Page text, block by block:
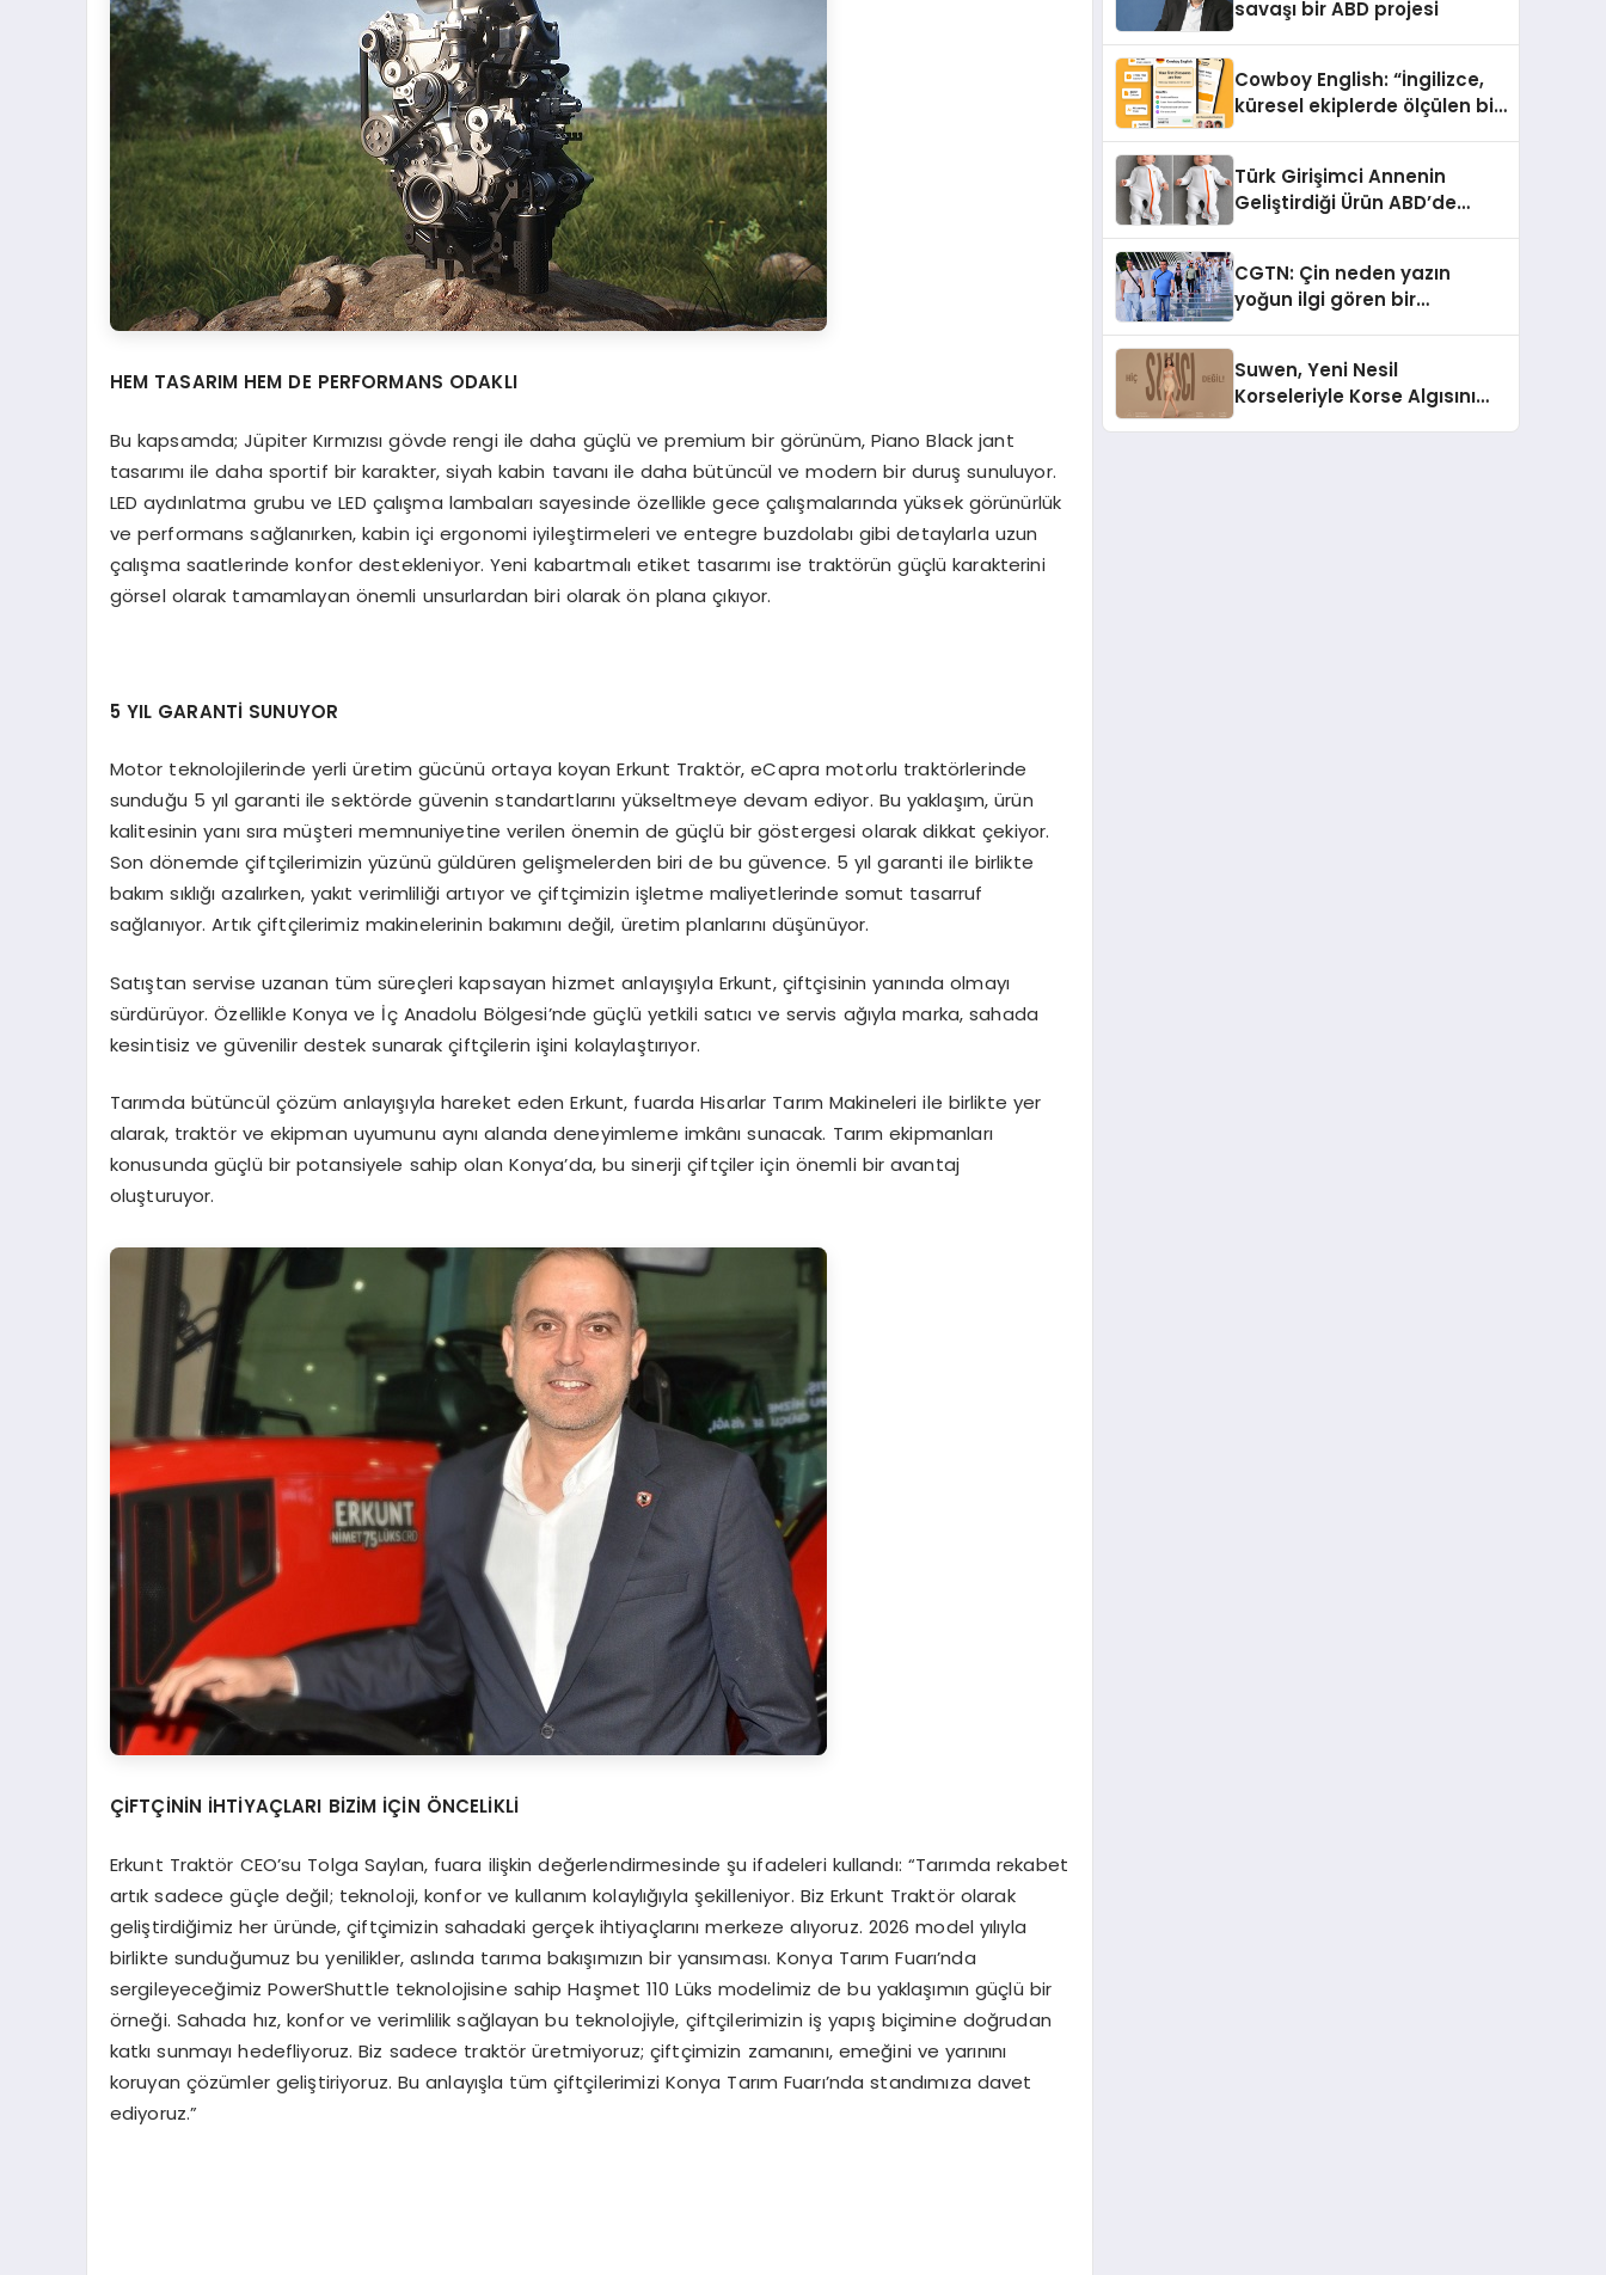
HEM TASARIM HEM DE PERFORMANS ODAKLI
Bu kapsamda; Jüpiter Kırmızısı gövde rengi ile daha güçlü ve premium bir görünüm, Piano Black jant
tasarımı ile daha sportif bir karakter, siyah kabin tavanı ile daha bütüncül ve modern bir duruş sunuluyor.
LED aydınlatma grubu ve LED çalışma lambaları sayesinde özellikle gece çalışmalarında yüksek görünürlük
ve performans sağlanırken, kabin içi ergonomi iyileştirmeleri ve entegre buzdolabı gibi detaylarla uzun
çalışma saatlerinde konfor destekleniyor. Yeni kabartmalı etiket tasarımı ise traktörün güçlü karakterini
görsel olarak tamamlayan önemli unsurlardan biri olarak ön plana çıkıyor.
5 YIL GARANTİ SUNUYOR
Motor teknolojilerinde yerli üretim gücünü ortaya koyan Erkunt Traktör, eCapra motorlu traktörlerinde
sunduğu 5 yıl garanti ile sektörde güvenin standartlarını yükseltmeye devam ediyor. Bu yaklaşım, ürün
kalitesinin yanı sıra müşteri memnuniyetine verilen önemin de güçlü bir göstergesi olarak dikkat çekiyor.
Son dönemde çiftçilerimizin yüzünü güldüren gelişmelerden biri de bu güvence. 5 yıl garanti ile birlikte
bakım sıklığı azalırken, yakıt verimliliği artıyor ve çiftçimizin işletme maliyetlerinde somut tasarruf
sağlanıyor. Artık çiftçilerimiz makinelerinin bakımını değil, üretim planlarını düşünüyor.
Satıştan servise uzanan tüm süreçleri kapsayan hizmet anlayışıyla Erkunt, çiftçisinin yanında olmayı
sürdürüyor. Özellikle Konya ve İç Anadolu Bölgesi’nde güçlü yetkili satıcı ve servis ağıyla marka, sahada
kesintisiz ve güvenilir destek sunarak çiftçilerin işini kolaylaştırıyor.
Tarımda bütüncül çözüm anlayışıyla hareket eden Erkunt, fuarda Hisarlar Tarım Makineleri ile birlikte yer
alarak, traktör ve ekipman uyumunu aynı alanda deneyimleme imkânı sunacak. Tarım ekipmanları
konusunda güçlü bir potansiyele sahip olan Konya’da, bu sinerji çiftçiler için önemli bir avantaj
oluşturuyor.
ÇİFTÇİNİN İHTİYAÇLARI BİZİM İÇİN ÖNCELİKLİ
Erkunt Traktör CEO’su Tolga Saylan, fuara ilişkin değerlendirmesinde şu ifadeleri kullandı: “Tarımda rekabet
artık sadece güçle değil; teknoloji, konfor ve kullanım kolaylığıyla şekilleniyor. Biz Erkunt Traktör olarak
geliştirdiğimiz her üründe, çiftçimizin sahadaki gerçek ihtiyaçlarını merkeze alıyoruz. 2026 model yılıyla
birlikte sunduğumuz bu yenilikler, aslında tarıma bakışımızın bir yansıması. Konya Tarım Fuarı’nda
sergileyeceğimiz PowerShuttle teknolojisine sahip Haşmet 110 Lüks modelimiz de bu yaklaşımın güçlü bir
örneği. Sahada hız, konfor ve verimlilik sağlayan bu teknolojiyle, çiftçilerimizin iş yapış biçimine doğrudan
katkı sunmayı hedefliyoruz. Biz sadece traktör üretmiyoruz; çiftçimizin zamanını, emeğini ve yarınını
koruyan çözümler geliştiriyoruz. Bu anlayışla tüm çiftçilerimizi Konya Tarım Fuarı’nda standımıza davet
ediyoruz.”
savaşı bir ABD projesi
Cowboy English: “İngilizce,
küresel ekiplerde ölçülen bir
Türk Girişimci Annenin
Geliştirdiği Ürün ABD’de
Açısı Getiriyor.
CGTN: Çin neden yazın
yoğun ilgi gören bir
Suwen, Yeni Nesil
Korseleriyle Korse Algısını